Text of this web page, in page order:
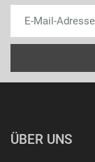
ÜBER UNS